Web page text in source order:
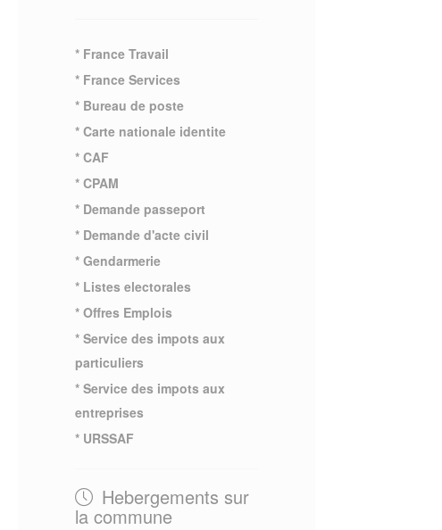
* France Travail
* France Services
* Bureau de poste
* Carte nationale identite
* CAF
* CPAM
* Demande passeport
* Demande d'acte civil
* Gendarmerie
* Listes electorales
* Offres Emplois
* Service des impots aux
particuliers
* Service des impots aux
entreprises
* URSSAF
Hebergements sur
la commune